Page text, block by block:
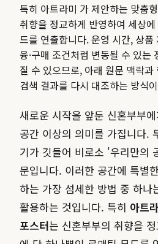
특히 아트라미 가 제안하는 맞춤
취향을 정교하게 반영하여 세상
드를 연출합니다.운영 시간, 상품
융·구매 조건처럼 변동될 수 있는
질 수 있으므로, 아래 원문 맥락
검색 결과를 다시 대조하는 방식
새로운 시작을 앞둔 신혼부부
공간 이상의 의미를 가집니다.
기가 깃들어 비로소 '우리만의
문입니다. 이러한 공간에 특별
하는 가장 섬세한 방법 중 하나
활용하는 것입니다. 특히 아트
포스터는 신혼부부의 취향을